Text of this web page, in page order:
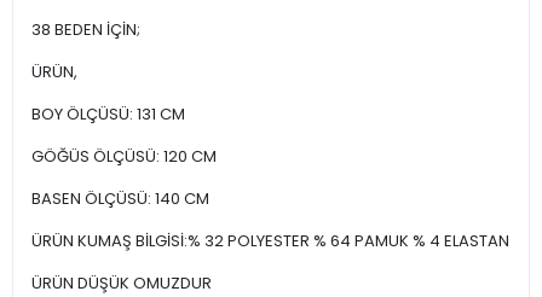
38 BEDEN İÇİN;
ÜRÜN,
BOY ÖLÇÜSÜ: 131 CM
GÖĞÜS ÖLÇÜSÜ: 120 CM
BASEN ÖLÇÜSÜ: 140 CM
ÜRÜN KUMAŞ BİLGİSİ:% 32 POLYESTER % 64 PAMUK % 4 ELASTAN
ÜRÜN DÜŞÜK OMUZDUR